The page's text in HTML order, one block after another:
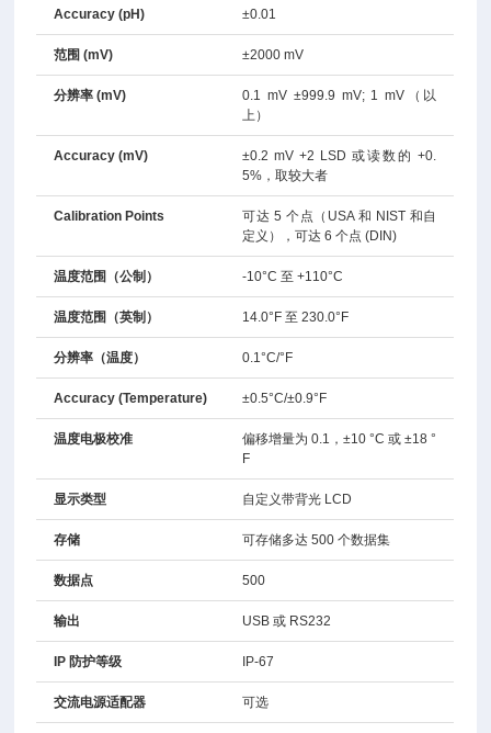
Accuracy (pH) ±0.01
范围 (mV) ±2000 mV
分辨率 (mV)
0.1 mV ±999.9 mV; 1 mV（以
上）
Accuracy (mV)
±0.2 mV +2 LSD 或读数的 +0.
5%，取较大者
Calibration Points
可达 5 个点（USA 和 NIST 和自
定义），可达 6 个点 (DIN)
温度范围（公制） -10°C 至 +110°C
温度范围（英制） 14.0°F 至 230.0°F
分辨率（温度） 0.1°C/°F
Accuracy (Temperature) ±0.5°C/±0.9°F
温度电极校准
偏移增量为 0.1，±10 °C 或 ±18 °
F
显示类型 自定义带背光 LCD
存储 可存储多达 500 个数据集
数据点 500
输出 USB 或 RS232
IP 防护等级 IP-67
交流电源适配器 可选